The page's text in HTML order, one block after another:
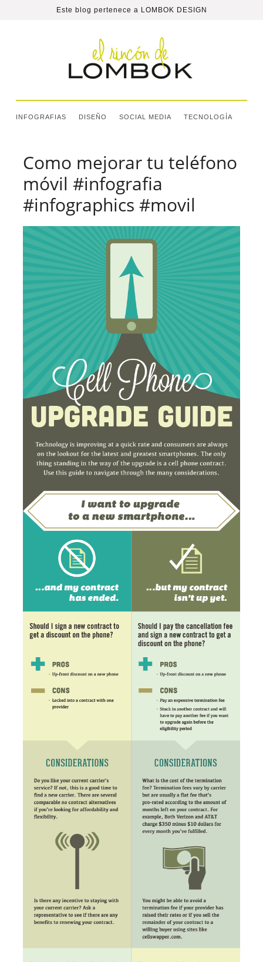
Este blog pertenece a LOMBOK DESIGN
INFOGRAFIAS DISEÑO SOCIAL MEDIA TECNOLOGÍA
Como mejorar tu teléfono
móvil #infografia
#infographics #movil